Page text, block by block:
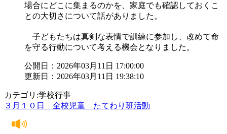
場合にどこに集まるのかを、家庭でも確認しておくこ
との大切さについて話がありました。
子どもたちは真剣な表情で訓練に参加し、改めて命
を守る行動について考える機会となりました。
公開日：2026年03月11日 17:00:00
更新日：2026年03月11日 19:38:10
カテゴリ:学校行事
３月１０日 全校児童 たてわり班活動